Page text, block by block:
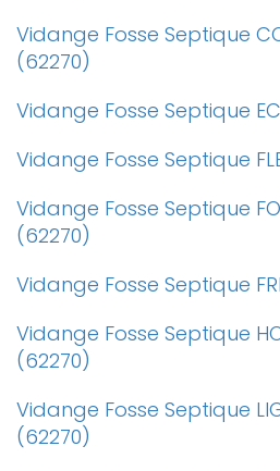
Vidange Fosse Septique
(62270)
Vidange Fosse Septique
Vidange Fosse Septique
Vidange Fosse Septique
(62270)
Vidange Fosse Septique
Vidange Fosse Septique
(62270)
Vidange Fosse Septique
(62270)